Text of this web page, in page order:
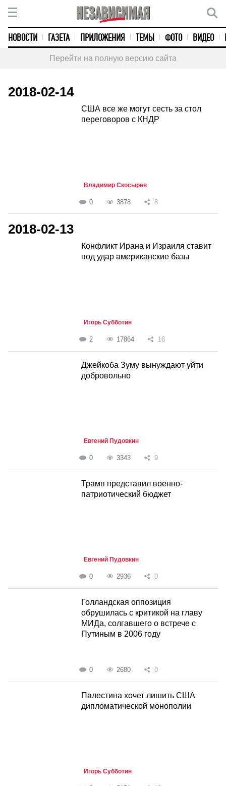
НОВОСТИ ГАЗЕТА ПРИЛОЖЕНИЯ ТЕМЫ ФОТО ВИДЕО
Перейти на полную версию сайта
2018-02-14
США все же могут сесть за стол
переговоров с КНДР
Владимир Скосырев
0 3878 8
2018-02-13
Конфликт Ирана и Израиля ставит
под удар американские базы
Игорь Субботин
2 17864 16
Джейкоба Зуму вынуждают уйти
добровольно
Евгений Пудовкин
0 3343 9
Трамп представил военно-
патриотический бюджет
Евгений Пудовкин
0 2936 0
Голландская оппозиция
обрушилась с критикой на главу
МИДа, солгавшего о встрече с
Путиным в 2006 году
0 2680 0
Палестина хочет лишить США
дипломатической монополии
Игорь Субботин